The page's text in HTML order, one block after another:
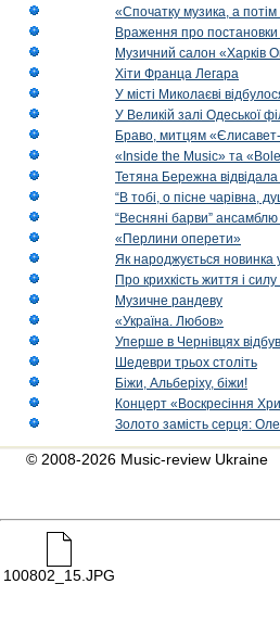
«Спочатку музика, а
Враження про постановки
Музичний салон «Харків
Хіти Франца Легара
У місті Миколаєві
У Великій залі Одеської
Браво, митцям
«Inside the Music» та
Тетяна Бережна
“В тобі, о пісне чарівна,
“Весняні барви” ансамблю
«Перлини оперети»
Як народжується новинка
Про крихкість життя і
Музичне рандеву
«Україна. Любов»
Уперше в Чернівцях
Шедеври трьох століть
Біжи, Альберіху, біжи!
Концерт «Воскресіння
Золото замість серця:
© 2008-2026 Music-review Ukraine
100802_15.JPG